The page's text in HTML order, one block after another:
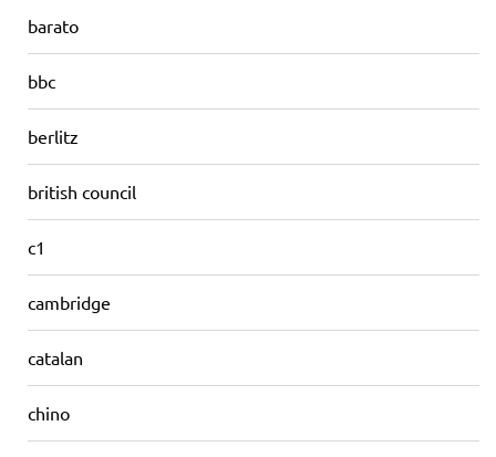
barato
bbc
berlitz
british council
c1
cambridge
catalan
chino